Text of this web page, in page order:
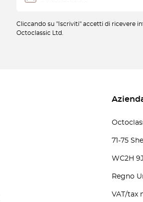
Cliccando su "Iscriviti" accetti di ricevere
Octoclassic Ltd.
71-75
WC2H
Regno
VAT/tax